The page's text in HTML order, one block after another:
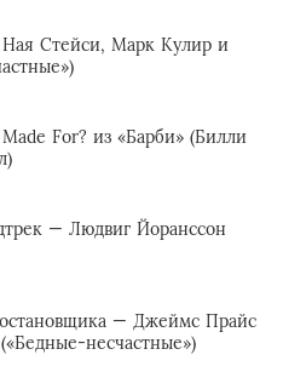
Стейси, Марк Кулир и
For? из «Барби» (Билли
— Людвиг Йоранссон
— Джеймс Прайс
несчастные»)